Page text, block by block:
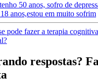
50 anos, sofro de
anos,estou em muito sofrim
pode fazer a terapia cognitiva
respostas?